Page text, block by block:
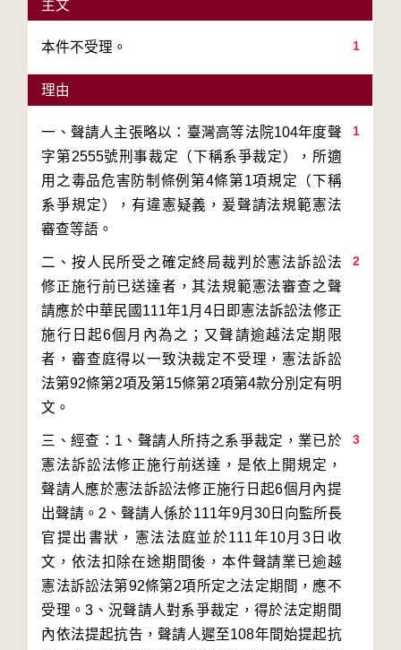
主文
1
本件不受理。
理由
1
一、聲請人主張略以：臺灣高等法院104年度聲
字第2555號刑事裁定（下稱系爭裁定），所適
用之毒品危害防制條例第4條第1項規定（下稱
系爭規定），有違憲疑義，爰聲請法規範憲法
2
二、按人民所受之確定終局裁判於憲法訴訟法
修正施行前已送達者，其法規範憲法審查之聲
請應於中華民國111年1月4日即憲法訴訟法修正
施行日起6個月內為之；又聲請逾越法定期限
者，審查庭得以一致決裁定不受理，憲法訴訟
法第92條第2項及第15條第2項第4款分別定有明
3
三、經查：1、聲請人所持之系爭裁定，業已於
憲法訴訟法修正施行前送達，是依上開規定，
聲請人應於憲法訴訟法修正施行日起6個月內提
出聲請。2、聲請人係於111年9月30日向監所長
官提出書狀，憲法法庭並於111年10月3日收
文，依法扣除在途期間後，本件聲請業已逾越
憲法訴訟法第92條第2項所定之法定期間，應不
受理。3、況聲請人對系爭裁定，得於法定期間
內依法提起抗告，聲請人遲至108年間始提起抗